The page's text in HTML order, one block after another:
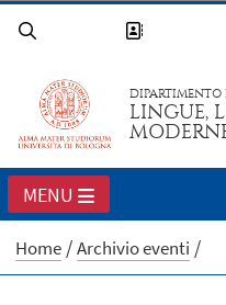
DIPARTIMENTO
LINGUE,
MENU
Home Archivio eventi